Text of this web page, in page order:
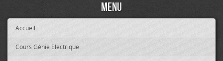
Menu
Accueil
Cours Génie Electrique